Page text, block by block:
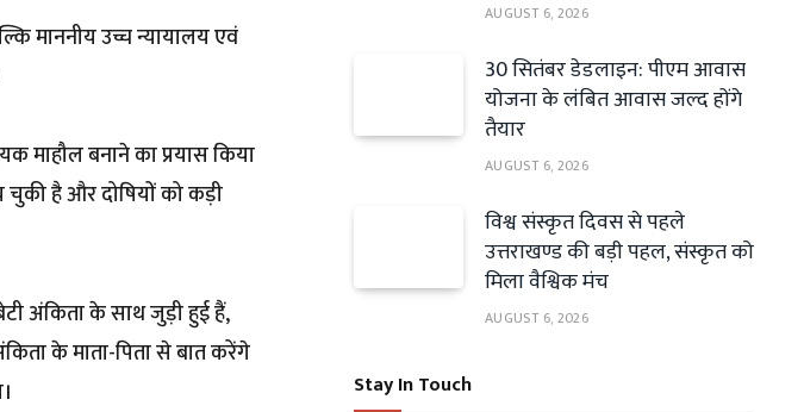
माननीय उच्च न्यायालय एवं
माहौल बनाने का प्रयास किया
चुकी है और दोषियों को कड़ी
अंकिता के साथ जुड़ी हुई हैं,
के माता-पिता से बात करेंगे
AUGUST 6, 2026
30 सितंबर डेडलाइन: पीएम आवास
योजना के लंबित आवास जल्द होंगे
तैयार
AUGUST 6, 2026
विश्व संस्कृत दिवस से पहले
उत्तराखण्ड की बड़ी पहल, संस्कृत को
मिला वैश्विक मंच
AUGUST 6, 2026
Stay In Touch